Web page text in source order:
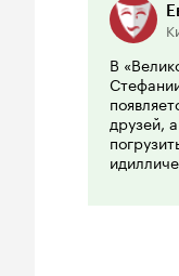
В
друзей,